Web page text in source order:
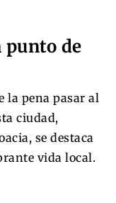
punto de
la pena pasar al
ciudad,
se destaca
vida local.